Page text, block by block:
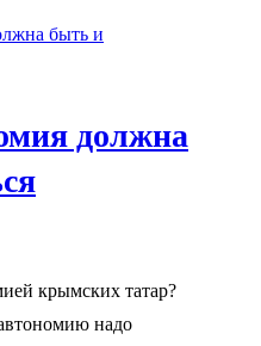
должна
крымских татар?
надо